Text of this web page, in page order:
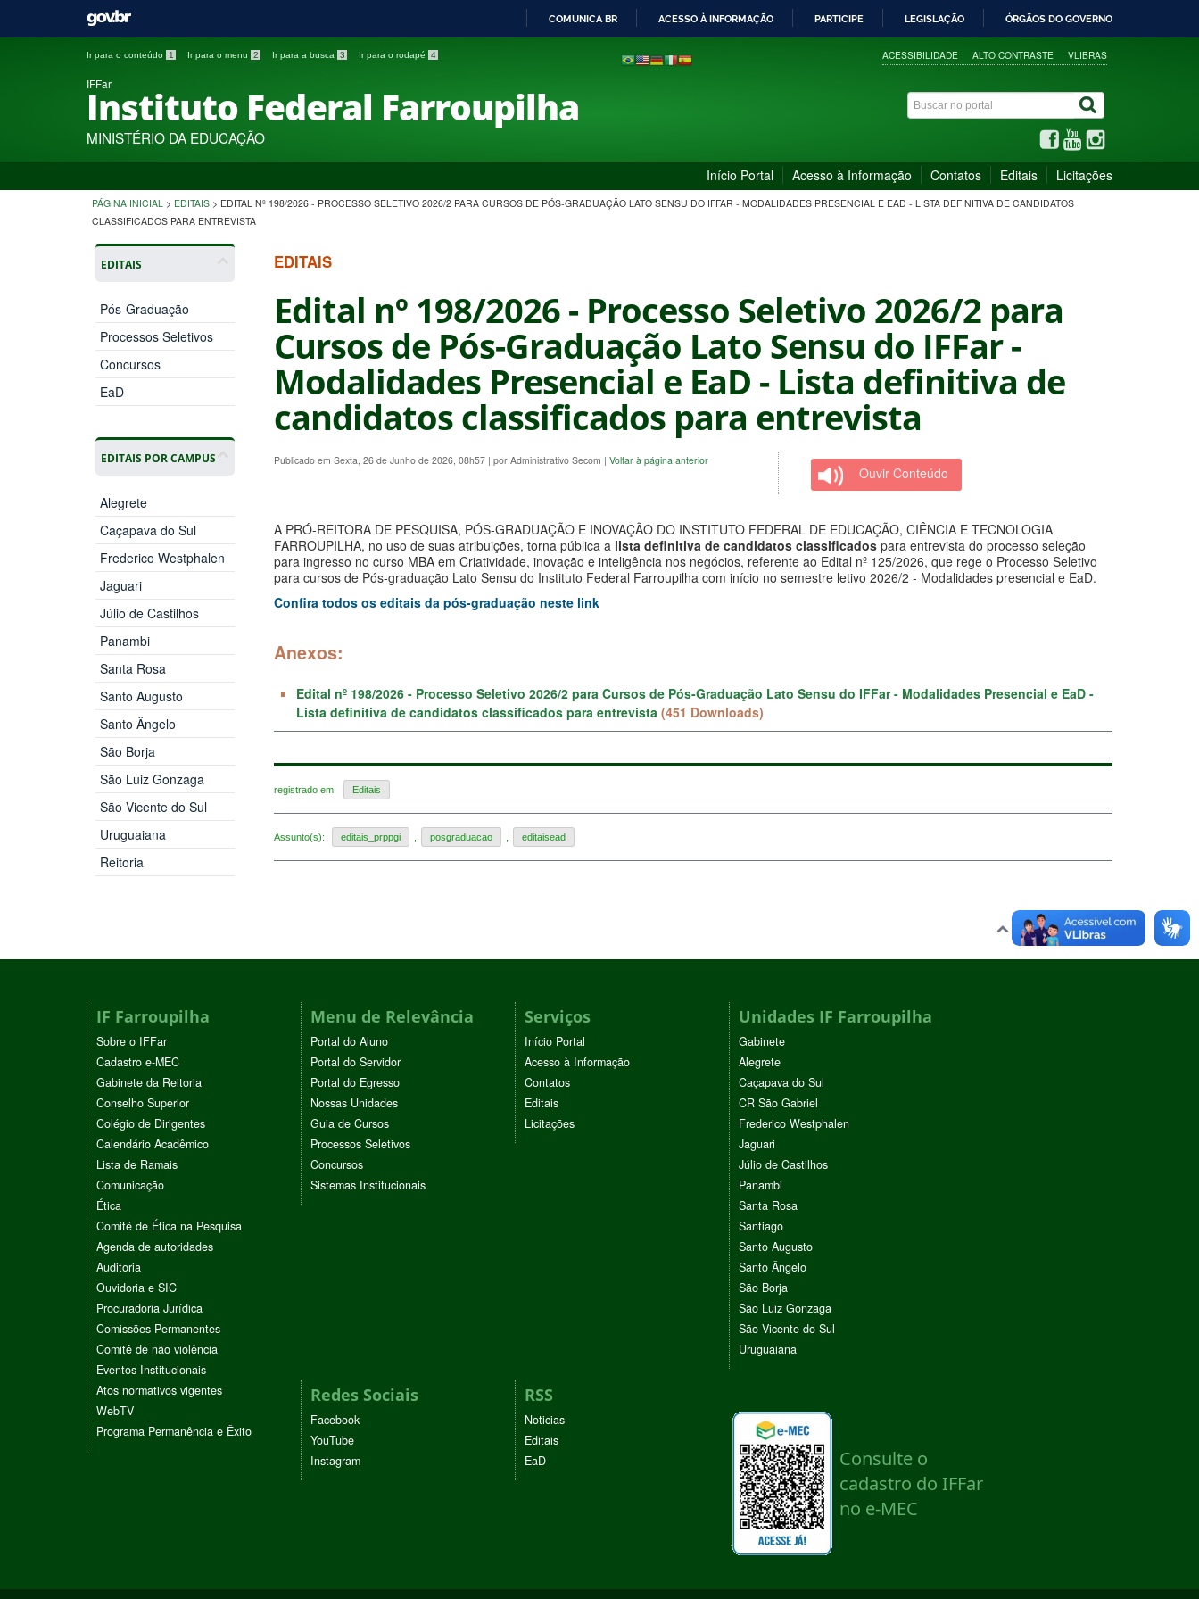
PARA
COMUNICA BR ACESSO À INFORMAÇÃO PARTICIPE LEGISLAÇÃO ÓRGÃOS DO GOVERNO
Ir para o conteúdo 1 Ir para o menu 2 Ir para a busca 3 Ir para o rodapé 4 ACESSIBILIDADE ALTO CONTRASTE VLIBRAS
IFFar
Instituto Federal Farroupilha
MINISTÉRIO DA EDUCAÇÃO
Início Portal Acesso à Informação Contatos Editais Licitações
PÁGINA INICIAL > EDITAIS > EDITAL Nº 198/2026 - PROCESSO SELETIVO 2026/2 PARA CURSOS DE PÓS-GRADUAÇÃO LATO SENSU DO IFFAR - MODALIDADES PRESENCIAL E EAD - LISTA DEFINITIVA DE CANDIDATOS
CLASSIFICADOS PARA ENTREVISTA
EDITAIS
Pós-Graduação
Processos Seletivos
Concursos
EaD
EDITAIS POR CAMPUS
Alegrete
Caçapava do Sul
Frederico Westphalen
Jaguari
Júlio de Castilhos
Panambi
Santa Rosa
Santo Augusto
Santo Ângelo
São Borja
São Luiz Gonzaga
São Vicente do Sul
Uruguaiana
Reitoria
EDITAIS
Edital nº 198/2026 - Processo Seletivo 2026/2 para
Cursos de Pós-Graduação Lato Sensu do IFFar -
Modalidades Presencial e EaD - Lista definitiva de
candidatos classificados para entrevista
Publicado em Sexta, 26 de Junho de 2026, 08h57 | por Administrativo Secom | Voltar à página anterior
Ouvir Conteúdo
A PRÓ-REITORA DE PESQUISA, PÓS-GRADUAÇÃO E INOVAÇÃO DO INSTITUTO FEDERAL DE EDUCAÇÃO, CIÊNCIA E TECNOLOGIA
FARROUPILHA, no uso de suas atribuições, torna pública a lista definitiva de candidatos classificados para entrevista do processo seleção
para ingresso no curso MBA em Criatividade, inovação e inteligência nos negócios, referente ao Edital nº 125/2026, que rege o Processo Seletivo
para cursos de Pós-graduação Lato Sensu do Instituto Federal Farroupilha com início no semestre letivo 2026/2 - Modalidades presencial e EaD.
Confira todos os editais da pós-graduação neste link
Anexos:
Edital nº 198/2026 - Processo Seletivo 2026/2 para Cursos de Pós-Graduação Lato Sensu do IFFar - Modalidades Presencial e EaD -
Lista definitiva de candidatos classificados para entrevista (451 Downloads)
registrado em: Editais
Assunto(s): editais_prppgi posgraduacao editaisead
Voltar para o topo
IF Farroupilha
Sobre o IFFar
Cadastro e-MEC
Gabinete da Reitoria
Conselho Superior
Colégio de Dirigentes
Calendário Acadêmico
Lista de Ramais
Comunicação
Ética
Comitê de Ética na Pesquisa
Agenda de autoridades
Auditoria
Ouvidoria e SIC
Procuradoria Jurídica
Comissões Permanentes
Comitê de não violência
Eventos Institucionais
Atos normativos vigentes
WebTV
Programa Permanência e Êxito
Menu de Relevância
Portal do Aluno
Portal do Servidor
Portal do Egresso
Nossas Unidades
Guia de Cursos
Processos Seletivos
Concursos
Sistemas Institucionais
Serviços
Início Portal
Acesso à Informação
Contatos
Editais
Licitações
Unidades IF Farroupilha
Gabinete
Alegrete
Caçapava do Sul
CR São Gabriel
Frederico Westphalen
Jaguari
Júlio de Castilhos
Panambi
Santa Rosa
Santiago
Santo Augusto
Santo Ângelo
São Borja
São Luiz Gonzaga
São Vicente do Sul
Uruguaiana
Redes Sociais
Facebook
YouTube
Instagram
RSS
Noticias
Editais
EaD